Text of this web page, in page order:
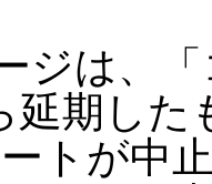
は、「
延期し
トが中